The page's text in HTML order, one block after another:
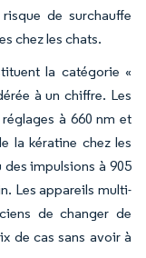
de surchauffe
chez les chats.
la catégorie «
à un chiffre. Les
à 660 nm et
la kératine chez les
impulsions à 905
Les appareils multi-
de changer de
de cas sans avoir à